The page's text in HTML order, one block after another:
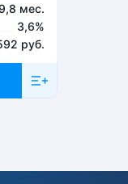
мес.
3,6%
руб.